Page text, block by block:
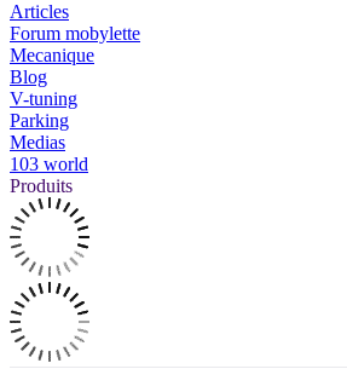
Articles
Forum mobylette
Mecanique
Blog
V-tuning
Parking
Medias
103 world
Produits